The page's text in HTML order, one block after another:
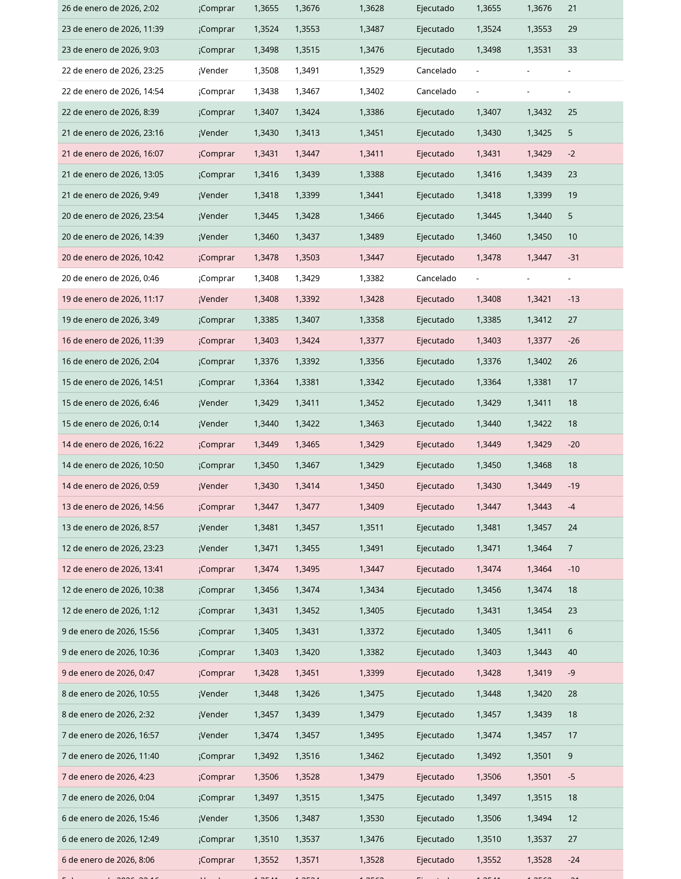
26 de enero de 2026, 2:02
¡Comprar 1,3655 1,3676 1,3628 Ejecutado 1,3655 1,3676
21
23 de enero de 2026, 11:39
¡Comprar 1,3524 1,3553 1,3487 Ejecutado 1,3524 1,3553
29
23 de enero de 2026, 9:03
¡Comprar 1,3498 1,3515 1,3476 Ejecutado 1,3498 1,3531
33
22 de enero de 2026, 23:25
¡Vender 1,3508 1,3491 1,3529 Cancelado - -
-
22 de enero de 2026, 14:54
¡Comprar 1,3438 1,3467 1,3402 Cancelado - -
-
22 de enero de 2026, 8:39
¡Comprar 1,3407 1,3424 1,3386 Ejecutado 1,3407 1,3432
25
21 de enero de 2026, 23:16
¡Vender 1,3430 1,3413 1,3451 Ejecutado 1,3430 1,3425
5
21 de enero de 2026, 16:07
¡Comprar 1,3431 1,3447 1,3411 Ejecutado 1,3431 1,3429
-2
21 de enero de 2026, 13:05
¡Comprar 1,3416 1,3439 1,3388 Ejecutado 1,3416 1,3439
23
21 de enero de 2026, 9:49
¡Vender 1,3418 1,3399 1,3441 Ejecutado 1,3418 1,3399
19
20 de enero de 2026, 23:54
¡Vender 1,3445 1,3428 1,3466 Ejecutado 1,3445 1,3440
5
20 de enero de 2026, 14:39
¡Vender 1,3460 1,3437 1,3489 Ejecutado 1,3460 1,3450
10
20 de enero de 2026, 10:42
¡Comprar 1,3478 1,3503 1,3447 Ejecutado 1,3478 1,3447
-31
20 de enero de 2026, 0:46
¡Comprar 1,3408 1,3429 1,3382 Cancelado - -
-
19 de enero de 2026, 11:17
¡Vender 1,3408 1,3392 1,3428 Ejecutado 1,3408 1,3421
-13
19 de enero de 2026, 3:49
¡Comprar 1,3385 1,3407 1,3358 Ejecutado 1,3385 1,3412
27
16 de enero de 2026, 11:39
¡Comprar 1,3403 1,3424 1,3377 Ejecutado 1,3403 1,3377
-26
16 de enero de 2026, 2:04
¡Comprar 1,3376 1,3392 1,3356 Ejecutado 1,3376 1,3402
26
15 de enero de 2026, 14:51
¡Comprar 1,3364 1,3381 1,3342 Ejecutado 1,3364 1,3381
17
15 de enero de 2026, 6:46
¡Vender 1,3429 1,3411 1,3452 Ejecutado 1,3429 1,3411
18
15 de enero de 2026, 0:14
¡Vender 1,3440 1,3422 1,3463 Ejecutado 1,3440 1,3422
18
14 de enero de 2026, 16:22
¡Comprar 1,3449 1,3465 1,3429 Ejecutado 1,3449 1,3429
-20
14 de enero de 2026, 10:50
¡Comprar 1,3450 1,3467 1,3429 Ejecutado 1,3450 1,3468
18
14 de enero de 2026, 0:59
¡Vender 1,3430 1,3414 1,3450 Ejecutado 1,3430 1,3449
-19
13 de enero de 2026, 14:56
¡Comprar 1,3447 1,3477 1,3409 Ejecutado 1,3447 1,3443
-4
13 de enero de 2026, 8:57
¡Vender 1,3481 1,3457 1,3511 Ejecutado 1,3481 1,3457
24
12 de enero de 2026, 23:23
¡Vender 1,3471 1,3455 1,3491 Ejecutado 1,3471 1,3464
7
12 de enero de 2026, 13:41
¡Comprar 1,3474 1,3495 1,3447 Ejecutado 1,3474 1,3464
-10
12 de enero de 2026, 10:38
¡Comprar 1,3456 1,3474 1,3434 Ejecutado 1,3456 1,3474
18
12 de enero de 2026, 1:12
¡Comprar 1,3431 1,3452 1,3405 Ejecutado 1,3431 1,3454
23
9 de enero de 2026, 15:56
¡Comprar 1,3405 1,3431 1,3372 Ejecutado 1,3405 1,3411
6
9 de enero de 2026, 10:36
¡Comprar 1,3403 1,3420 1,3382 Ejecutado 1,3403 1,3443
40
9 de enero de 2026, 0:47
¡Comprar 1,3428 1,3451 1,3399 Ejecutado 1,3428 1,3419
-9
8 de enero de 2026, 10:55
¡Vender 1,3448 1,3426 1,3475 Ejecutado 1,3448 1,3420
28
8 de enero de 2026, 2:32
¡Vender 1,3457 1,3439 1,3479 Ejecutado 1,3457 1,3439
18
7 de enero de 2026, 16:57
¡Vender 1,3474 1,3457 1,3495 Ejecutado 1,3474 1,3457
17
7 de enero de 2026, 11:40
¡Comprar 1,3492 1,3516 1,3462 Ejecutado 1,3492 1,3501
9
7 de enero de 2026, 4:23
¡Comprar 1,3506 1,3528 1,3479 Ejecutado 1,3506 1,3501
-5
7 de enero de 2026, 0:04
¡Comprar 1,3497 1,3515 1,3475 Ejecutado 1,3497 1,3515
18
6 de enero de 2026, 15:46
¡Vender 1,3506 1,3487 1,3530 Ejecutado 1,3506 1,3494
12
6 de enero de 2026, 12:49
¡Comprar 1,3510 1,3537 1,3476 Ejecutado 1,3510 1,3537
27
6 de enero de 2026, 8:06
¡Comprar 1,3552 1,3571 1,3528 Ejecutado 1,3552 1,3528
-24